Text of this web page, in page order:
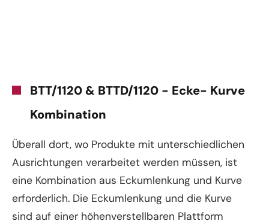
BTT/1120 & BTTD/1120 - Ecke- Kurve
Kombination
Überall dort, wo Produkte mit unterschiedlichen
Ausrichtungen verarbeitet werden müssen, ist
eine Kombination aus Eckumlenkung und Kurve
erforderlich. Die Eckumlenkung und die Kurve
sind auf einer höhenverstellbaren Plattform